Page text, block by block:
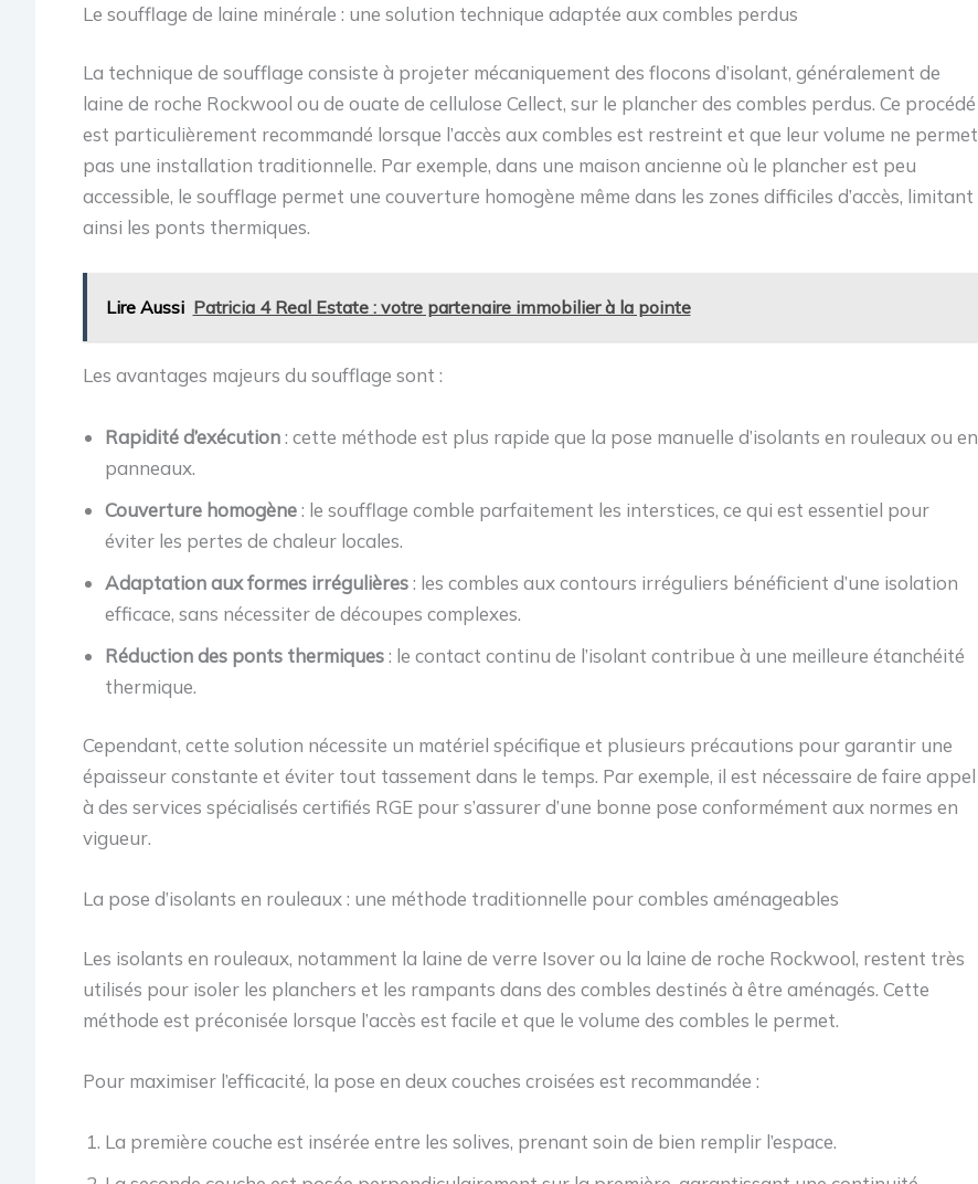
Le soufflage de laine minérale : une solution technique adaptée aux combles perdus
La technique de soufflage consiste à projeter mécaniquement des flocons d’isolant, généralement de
laine de roche Rockwool ou de ouate de cellulose Cellect, sur le plancher des combles perdus. Ce procédé
est particulièrement recommandé lorsque l’accès aux combles est restreint et que leur volume ne permet
pas une installation traditionnelle. Par exemple, dans une maison ancienne où le plancher est peu
accessible, le soufflage permet une couverture homogène même dans les zones difficiles d’accès, limitant
ainsi les ponts thermiques.
Lire Aussi Patricia 4 Real Estate : votre partenaire immobilier à la pointe
Les avantages majeurs du soufflage sont :
Rapidité d’exécution: cette méthode est plus rapide que la pose manuelle d’isolants en rouleaux ou en
panneaux.
Couverture homogène: le soufflage comble parfaitement les interstices, ce qui est essentiel pour
éviter les pertes de chaleur locales.
Adaptation aux formes irrégulières: les combles aux contours irréguliers bénéficient d’une isolation
efficace, sans nécessiter de découpes complexes.
Réduction des ponts thermiques: le contact continu de l’isolant contribue à une meilleure étanchéité
thermique.
Cependant, cette solution nécessite un matériel spécifique et plusieurs précautions pour garantir une
épaisseur constante et éviter tout tassement dans le temps. Par exemple, il est nécessaire de faire appel
à des services spécialisés certifiés RGE pour s’assurer d’une bonne pose conformément aux normes en
vigueur.
La pose d’isolants en rouleaux : une méthode traditionnelle pour combles aménageables
Les isolants en rouleaux, notamment la laine de verre Isover ou la laine de roche Rockwool, restent très
utilisés pour isoler les planchers et les rampants dans des combles destinés à être aménagés. Cette
méthode est préconisée lorsque l’accès est facile et que le volume des combles le permet.
Pour maximiser l’efficacité, la pose en deux couches croisées est recommandée :
La première couche est insérée entre les solives, prenant soin de bien remplir l’espace.